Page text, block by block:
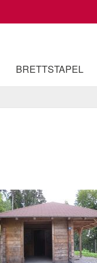
BRETTSTAPEL